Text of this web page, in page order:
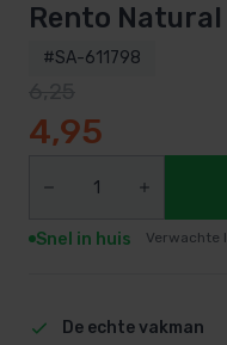
Rento
#SA-611798
4,95
Snel in huis Verwachte
De echte vakman